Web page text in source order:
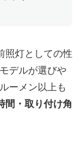
照灯としての性
デルが選びや
ーメン以上も
間・取り付け角